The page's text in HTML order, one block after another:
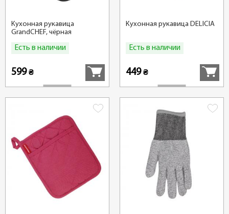
Кухонная рукавица
GrandCHEF, чёрная
Есть в наличии
599₴
Кухонная рукавица DELICIA
Есть в наличии
449₴